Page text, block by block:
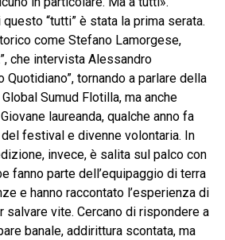
“tutti” è stata la prima serata.
come Stefano Lamorgese,
che intervista Alessandro
Quotidiano”, tornando a parlare della
Sumud Flotilla, ma anche
laureanda, qualche anno fa
festival e divenne volontaria. In
invece, è salita sul palco con
fanno parte dell’equipaggio di terra
e hanno raccontato l’esperienza di
salvare vite. Cercano di rispondere a
banale, addirittura scontata, ma